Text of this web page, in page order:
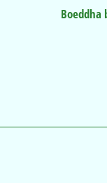
Boeddha